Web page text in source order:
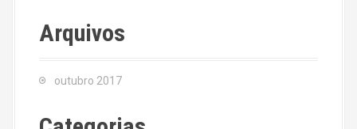
Arquivos
outubro 2017